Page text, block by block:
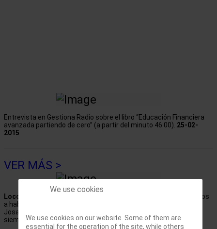
Entrevista en Gestiona Radio sobre el libro “Educación Financiera
avanzada partiendo de cero” (a partir del minuto 46:00). 25-02-
2015
VER MÁS >
Loco del Dividendo
Hoy tenemos un directo muy especial, vamos
a hablar de la independencia financiera con Gregorio Hernández,
Josan Jarque, Capturando Dividendos y Gorka Además como
siempre responderemos preguntas en directo. 17-02-2022
We use cookies
We use cookies on our website. Some of them are
essential for the operation of the site, while others